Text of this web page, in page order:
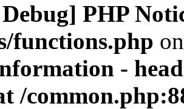
PHP
functions.php
-
/